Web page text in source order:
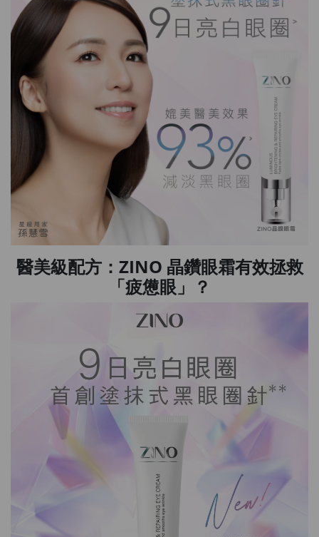
醫美級配方：ZINO 晶鑽眼霜有效拯救
「疲憊眼」？